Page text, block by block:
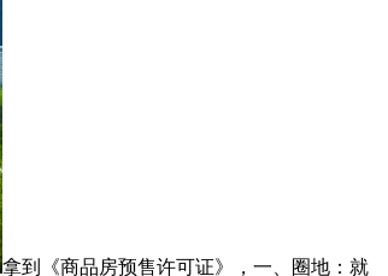
拿到《商品房预售许可证》，一、圈地：就